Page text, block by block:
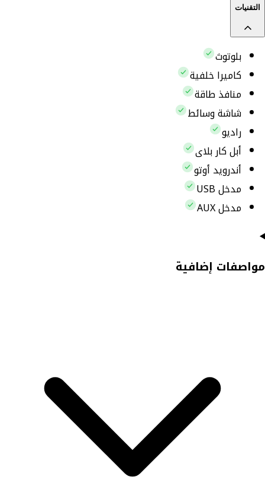
التقنيات
بلوتوث
كاميرا خلفية
منافذ طاقة
شاشة وسائط
راديو
أبل كار بلاى
أندرويد أوتو
مدخل USB
مدخل AUX
مواصفات إضافية